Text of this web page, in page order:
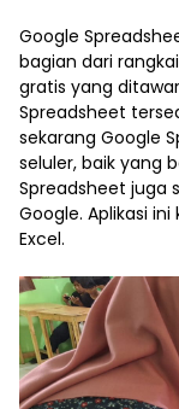
Google
bagian dari
gratis yang
Spreadsheet
sekarang Google
seluler, baik yang
Spreadsheet juga
Google. Aplikasi
Excel.